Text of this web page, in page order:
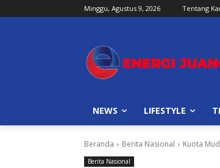
Minggu, Agustus 9, 2026 Tentang
NEWS LIFESTYLE
Beranda Berita Nasional Kuota
Berita Nasional